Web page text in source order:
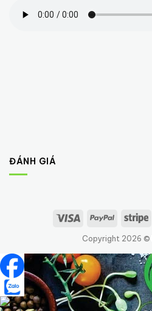
ĐÁNH GIÁ
Copyright 2026 ©